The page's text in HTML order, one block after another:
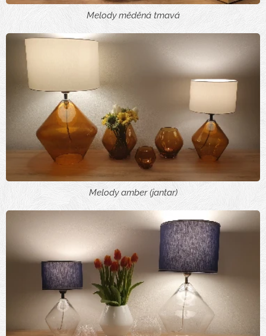
Melody měděná tmavá
Melody amber (jantar)